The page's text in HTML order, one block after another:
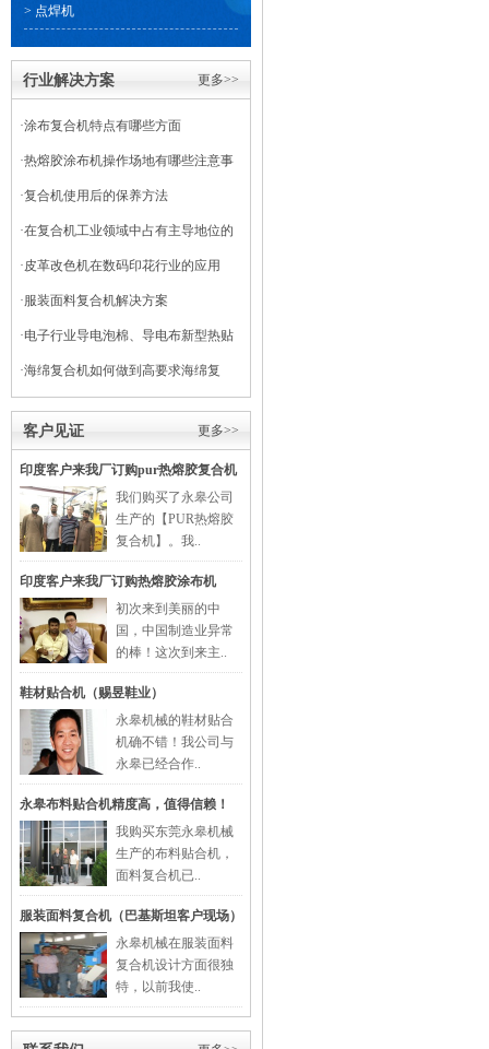
> 点焊机
更多>>
行业解决方案
·涂布复合机特点有哪些方面
·热熔胶涂布机操作场地有哪些注意事
项
·复合机使用后的保养方法
·在复合机工业领域中占有主导地位的
干式复合机
·皮革改色机在数码印花行业的应用
·服装面料复合机解决方案
·电子行业导电泡棉、导电布新型热贴
复合
·海绵复合机如何做到高要求海绵复
更多>>
客户见证
印度客户来我厂订购pur热熔胶复合机
我们购买了永皋公司
生产的【PUR热熔胶
复合机】。我..
印度客户来我厂订购热熔胶涂布机
初次来到美丽的中
国，中国制造业异常
的棒！这次到来主..
鞋材贴合机（赐昱鞋业）
永皋机械的鞋材贴合
机确不错！我公司与
永皋已经合作..
永皋布料贴合机精度高，值得信赖！
我购买东莞永皋机械
生产的布料贴合机，
面料复合机已..
服装面料复合机（巴基斯坦客户现场）
永皋机械在服装面料
复合机设计方面很独
特，以前我使..